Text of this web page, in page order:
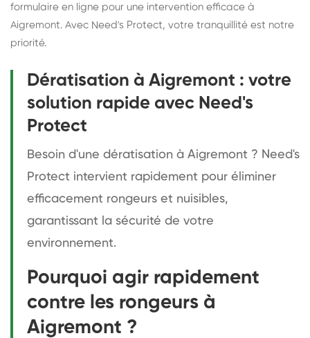
formulaire en ligne pour une intervention efficace à
Aigremont. Avec Need's Protect, votre tranquillité est notre
priorité.
Dératisation à Aigremont : votre
solution rapide avec Need's
Protect
Besoin d'une dératisation à Aigremont ? Need's
Protect intervient rapidement pour éliminer
efficacement rongeurs et nuisibles,
garantissant la sécurité de votre
environnement.
Pourquoi agir rapidement
contre les rongeurs à
Aigremont ?